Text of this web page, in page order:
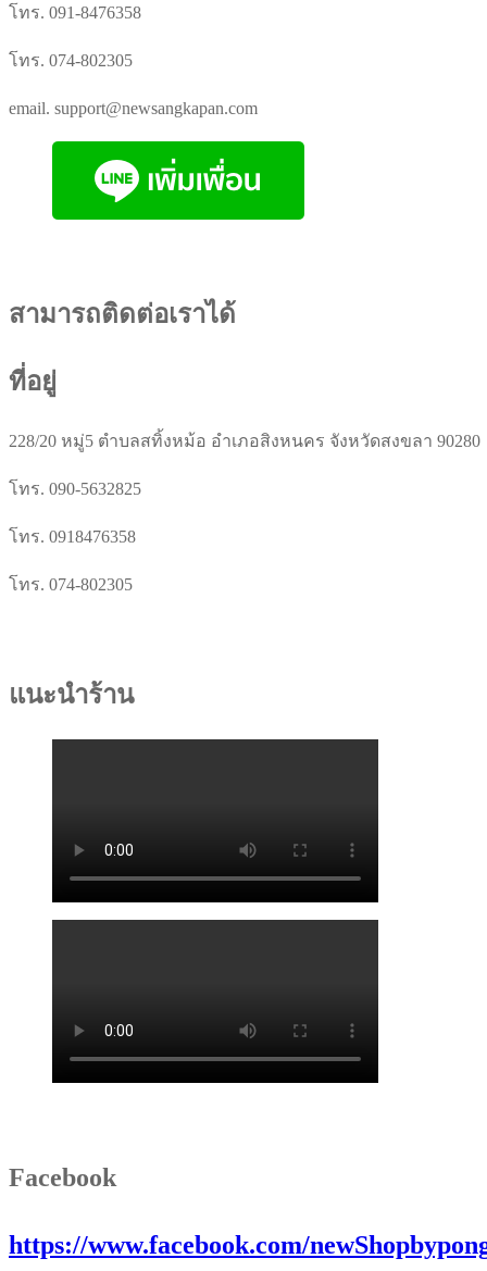
โทร. 091-8476358
โทร. 074-802305
email. support@newsangkapan.com
สามารถติดต่อเราได้
ที่อยู่
228/20 หมู่5 ตำบลสทิ้งหม้อ อำเภอสิงหนคร จังหวัดสงขลา 90280
โทร. 090-5632825
โทร. 0918476358
โทร. 074-802305
แนะนำร้าน
Facebook
https://www.facebook.com/